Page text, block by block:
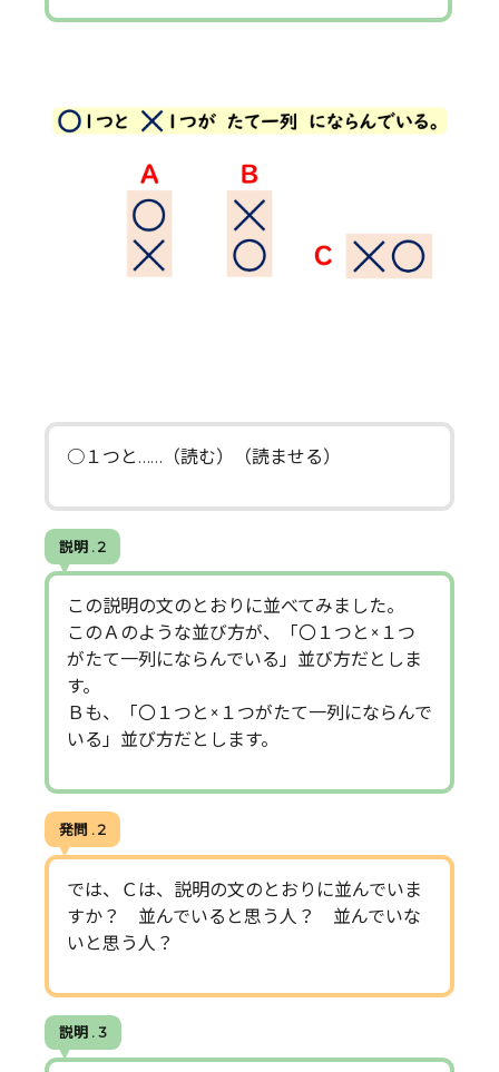
○１つと……（読む）（読ませる）
説明 . 2
この説明の文のとおりに並べてみました。
このＡのような並び方が、「〇１つと×１つ
がたて一列にならんでいる」並び方だとしま
す。
Ｂも、「〇１つと×１つがたて一列にならんで
いる」並び方だとします。
発問 . 2
では、Ｃは、説明の文のとおりに並んでいま
すか？ 並んでいると思う人？ 並んでいな
いと思う人？
説明 . 3